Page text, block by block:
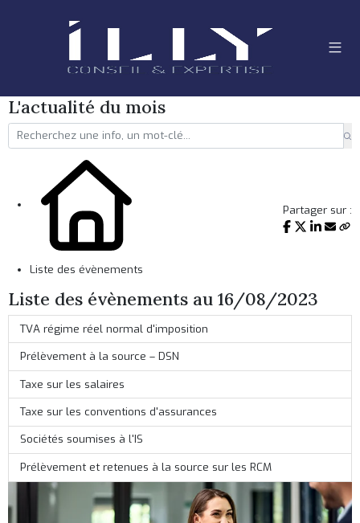
L'actualité du mois
Liste des évènements
Partager sur :
Liste des évènements au 16/08/2023
TVA régime réel normal d'imposition
Prélèvement à la source – DSN
Taxe sur les salaires
Taxe sur les conventions d'assurances
Sociétés soumises à l'IS
Prélèvement et retenues à la source sur les RCM